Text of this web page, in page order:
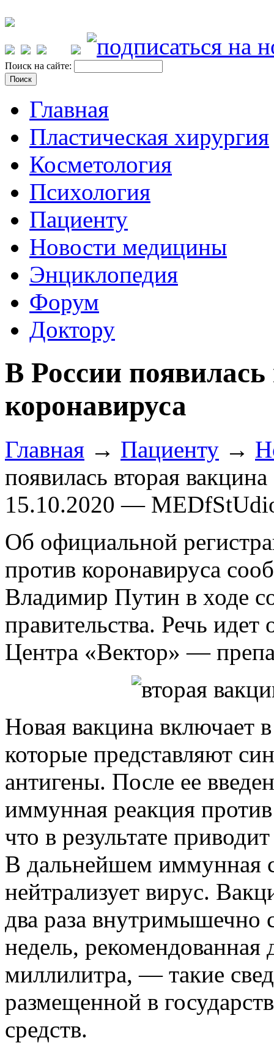
Поиск на сайте:
Главная
Пластическая хирургия
Косметология
Психология
Пациенту
Новости медицины
Энциклопедия
Форум
Доктору
В России
коронавируса
Главная → Пациенту →
появилась вторая
15.10.2020 —
Об официальной
против коронавируса
Владимир Путин в ходе
правительства. Речь идет
Центра «Вектор» —
Новая вакцина включает
которые представляют
антигены. После ее
иммунная реакция
что в результате
В дальнейшем иммунная
нейтрализует вирус.
два раза внутримышечно
недель, рекомендованная
миллилитра, — такие
размещенной в
средств.